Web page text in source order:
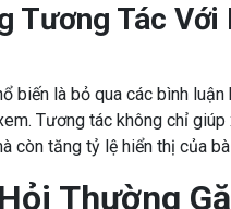
Tương Tác Với
biến là bỏ qua các bình luận
Tương tác không chỉ
còn tăng tỷ lệ hiển thị của
Thường